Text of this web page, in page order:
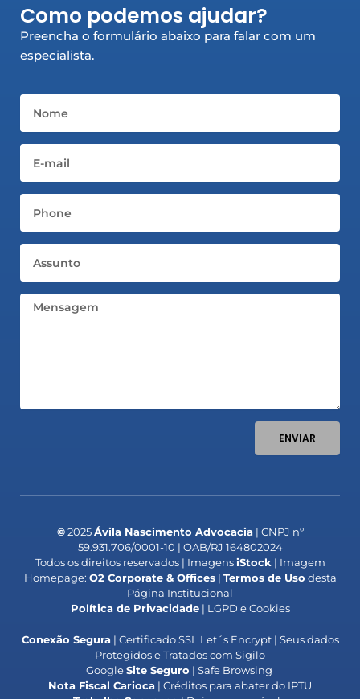
o
o
k
-
g
r
a
d
i
n
Como podemos ajudar?
Preencha o formulário abaixo para falar com um
especialista.
Mensagem
ENVIAR
©2025Ávila Nascimento Advocacia| CNPJ nº
59.931.706/0001-10 | OAB/RJ 164802024
Todos os direitos reservados | ImagensiStock | Imagem
Homepage: O2 Corporate & Offices| Termos de Uso desta
Página Institucional
Política de Privacidade| LGPD e Cookies
Conexão Segura| Certificado SSL Let´s Encrypt | Seus dados
Protegidos e Tratados com Sigilo
GoogleSite Seguro | Safe Browsing
Nota Fiscal Carioca | Créditos para abater do IPTU